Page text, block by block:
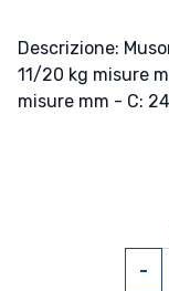
Descrizione:
11/20 kg misure
misure mm - C:
-